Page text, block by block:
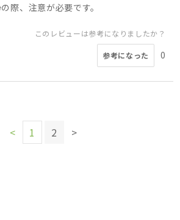
際、注意が必要です。
このレビューは参考になりましたか？
参考になった 0
< 1 2 >